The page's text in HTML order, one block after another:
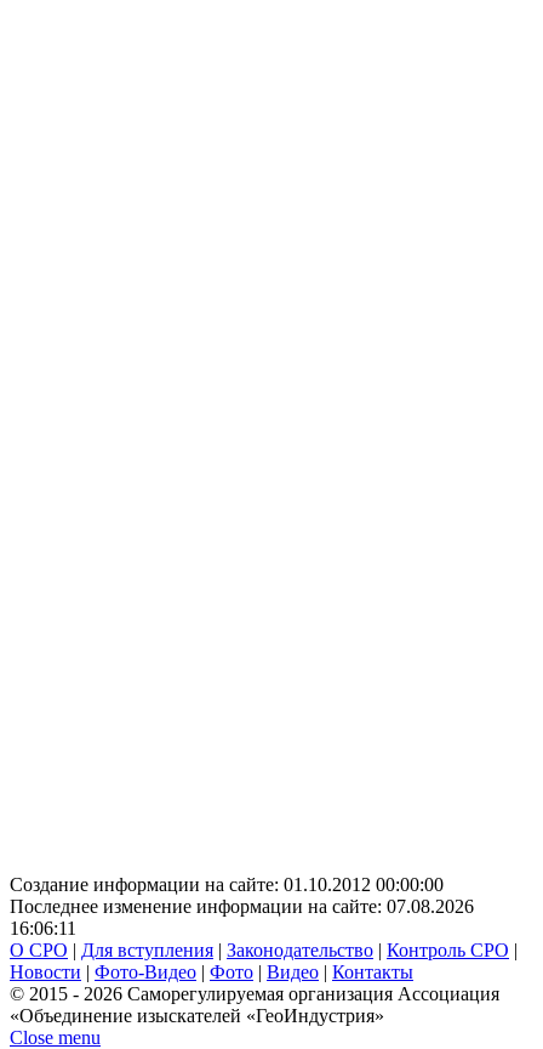
Создание информации на сайте: 01.10.2012 00:00:00
Последнее изменение информации на сайте: 07.08.2026
16:06:11
О СРО | Для вступления | Законодательство | Контроль СРО |
Новости | Фото-Видео | Фото | Видео | Контакты
© 2015 - 2026 Саморегулируемая организация Ассоциация
«Объединение изыскателей «ГеоИндустрия»
Close menu